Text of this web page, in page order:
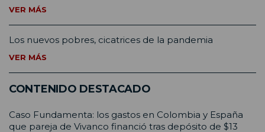
VER MÁS
Los nuevos pobres, cicatrices de la pandemia
VER MÁS
CONTENIDO DESTACADO
Caso Fundamenta: los gastos en Colombia y España
que pareja de Vivanco financió tras depósito de $13